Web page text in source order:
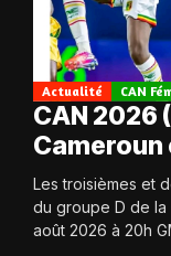
Actualité CAN
CAN 2026
Les troisièmes et
du groupe D de la
août 2026 à 20h